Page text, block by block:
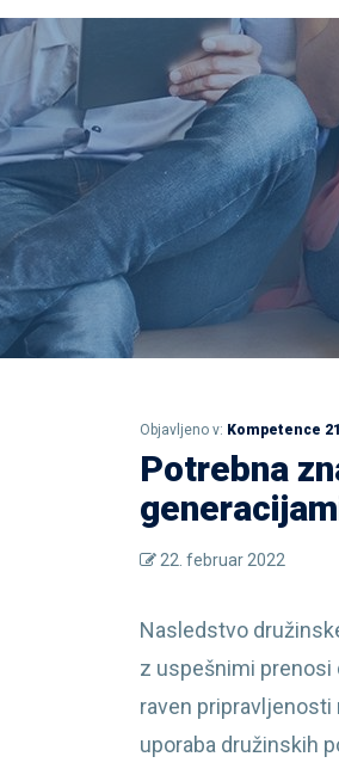
Objavljeno v: Kompetence
Potrebna
22. februar 2022
Nasledstvo
z uspešnimi prenosi
raven pripravljenosti
uporaba družinskih